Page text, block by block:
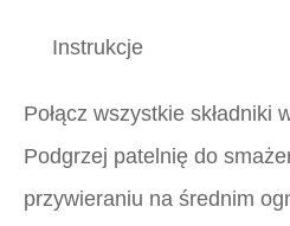
Instrukcje
Połącz wszystkie składniki
Podgrzej patelnię do
przywieraniu na średnim